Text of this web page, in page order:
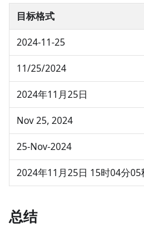
目标格式
2024-11-25
11/25/2024
2024年11月25日
Nov 25, 2024
25-Nov-2024
2024年11月25日 15时04分05
总结